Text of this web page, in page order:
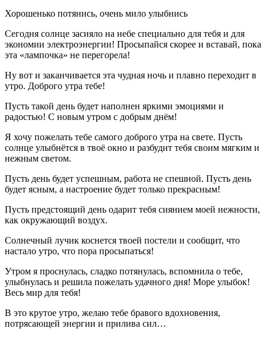
Хорошенько потянись, очень мило улыбнись
Сегодня солнце засияло на небе специально для тебя и для
экономии электроэнергии! Просыпайся скорее и вставай, пока
эта «лампочка» не перегорела!
Ну вот и заканчивается эта чудная ночь и плавно переходит в
утро. Доброго утра тебе!
Пусть такой день будет наполнен яркими эмоциями и
радостью! С новым утром с добрым днём!
Я хочу пожелать тебе самого доброго утра на свете. Пусть
солнце улыбнётся в твоё окно и разбудит тебя своим мягким и
нежным светом.
Пусть день будет успешным, работа не спешной. Пусть день
будет ясным, а настроение будет только прекрасным!
Пусть предстоящий день одарит тебя сиянием моей нежности,
как окружающий воздух.
Солнечный лучик коснется твоей постели и сообщит, что
настало утро, что пора просыпаться!
Утром я проснулась, сладко потянулась, вспомнила о тебе,
улыбнулась и решила пожелать удачного дня! Море улыбок!
Весь мир для тебя!
В это крутое утро, желаю тебе бравого вдохновения,
потрясающей энергии и прилива сил…